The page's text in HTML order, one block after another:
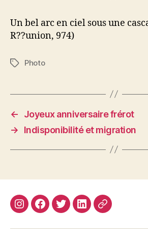
Un bel arc en ciel sous une
R??union, 974)
Étiquettes
Photo
←
Joyeux anniversaire frérot
→
Indisponibilité et migration
InstagramFacebook
TwitterLinkedin
Site